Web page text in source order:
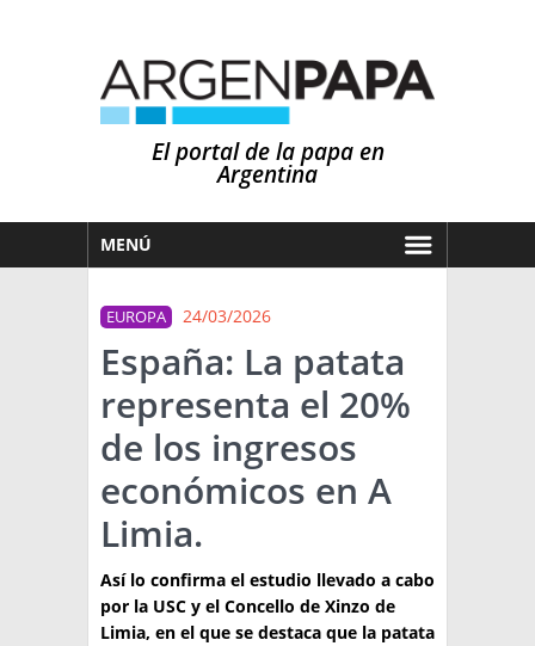
El portal de la papa en
Argentina
MENÚ
MERCADOS
NOTICIAS
EN ESPAÑOL
OTROS IDIOMAS
CLIMA
PRONÓSTICO
LLUVIAS
ARGENTINA
EL MUNDO
TÉCNICA
PRODUCCION
EUROPA 24/03/2026
España: La patata
representa el 20%
de los ingresos
económicos en A
Limia.
Así lo confirma el estudio llevado a cabo
por la USC y el Concello de Xinzo de
Limia, en el que se destaca que la patata